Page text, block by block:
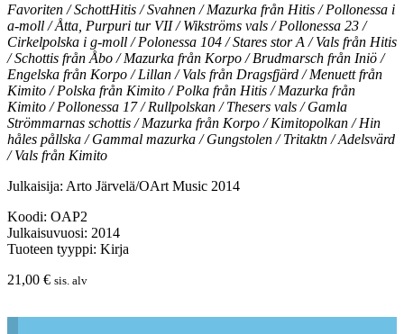
Favoriten / SchottHitis / Svahnen / Mazurka från Hitis / Pollonessa i
a-moll / Åtta, Purpuri tur VII / Wikströms vals / Pollonessa 23 /
Cirkelpolska i g-moll / Polonessa 104 / Stares stor A / Vals från Hitis
/ Schottis från Åbo / Mazurka från Korpo / Brudmarsch från Iniö /
Engelska från Korpo / Lillan / Vals från Dragsfjärd / Menuett från
Kimito / Polska från Kimito / Polka från Hitis / Mazurka från
Kimito / Pollonessa 17 / Rullpolskan / Thesers vals / Gamla
Strömmarnas schottis / Mazurka från Korpo / Kimitopolkan / Hin
håles pållska / Gammal mazurka / Gungstolen / Tritaktn / Adelsvärd
/ Vals från Kimito
Julkaisija: Arto Järvelä/OArt Music 2014
Koodi: OAP2
Julkaisuvuosi: 2014
Tuoteen tyyppi: Kirja
21,00 € sis. alv